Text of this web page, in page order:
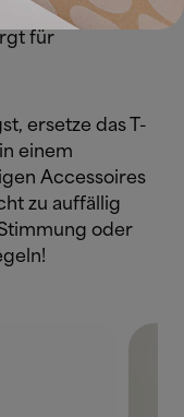
den
für
ersetze das T-
einem
Accessoires
zu auffällig
oder